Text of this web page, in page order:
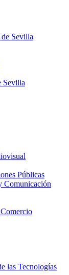
Sevilla
Sevilla
Públicas
Comunicación
las Tecnologías